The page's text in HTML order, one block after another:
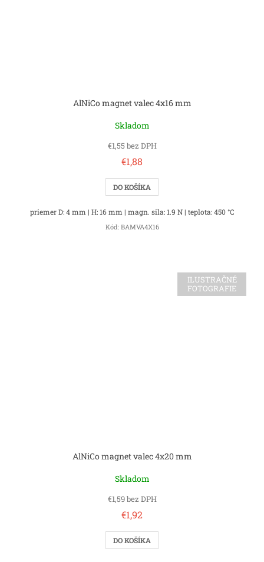
AlNiCo magnet valec 4x16 mm
Skladom
€1,55 bez DPH
€1,88
DO KOŠÍKA
priemer D: 4 mm | H: 16 mm | magn. sila: 1.9 N | teplota: 450 °C
Kód: BAMVA4X16
ILUSTRAČNÉ
FOTOGRAFIE
AlNiCo magnet valec 4x20 mm
Skladom
€1,59 bez DPH
€1,92
DO KOŠÍKA